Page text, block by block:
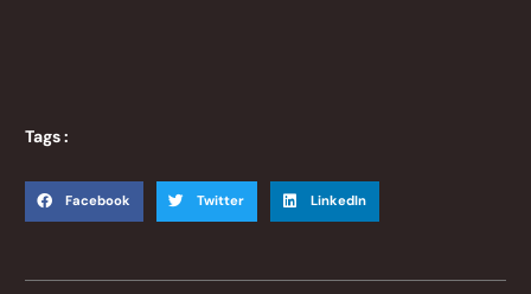
Tags :
Facebook Twitter LinkedIn